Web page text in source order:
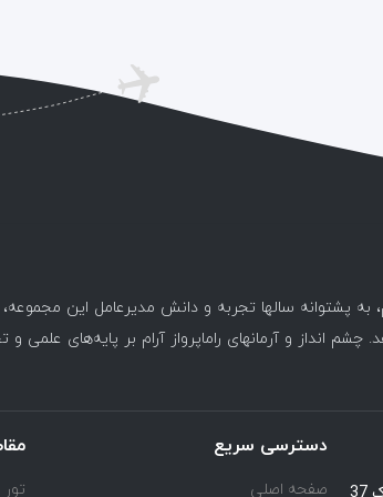
به پشتوانه سالها تجربه و دانش مدیرعامل این
چشم انداز و آرمانهای راماپرواز آرام بر پایه‌های
دسترسی سریع
صفحه اصلی تور